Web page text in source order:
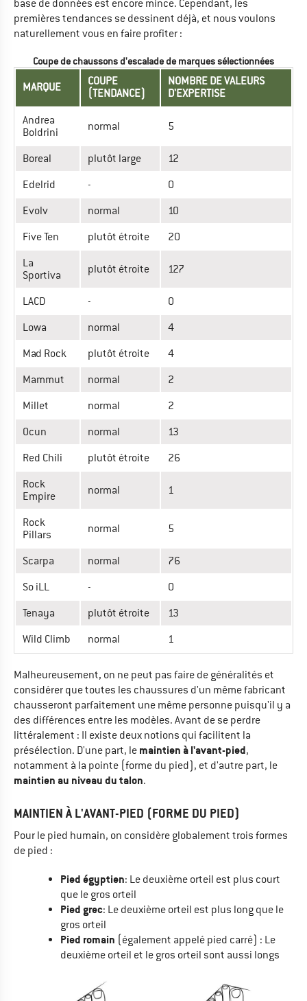
base de données est encore mince. Cependant, les
premières tendances se dessinent déjà, et nous voulons
naturellement vous en faire profiter :
Coupe de chaussons d'escalade de marques sélectionnées
MARQUE
COUPE
(TENDANCE)
NOMBRE DE VALEURS
D'EXPERTISE
Andrea
Boldrini
normal 5
Boreal plutôt large
12
Edelrid
-
0
Evolv
normal
10
Five Ten
plutôt étroite
20
La
Sportiva
plutôt étroite 127
LACD -
0
Lowa
normal
4
Mad Rock
plutôt étroite
4
Mammut
normal
2
Millet
normal
2
Ocun
normal
13
Red Chili
plutôt étroite
26
Rock
Empire
normal 1
Rock
Pillars
normal 5
Scarpa normal
76
So iLL
-
0
Tenaya
plutôt étroite
13
Wild Climb
normal 1
Malheureusement, on ne peut pas faire de généralités et
considérer que toutes les chaussures d'un même fabricant
chausseront parfaitement une même personne puisqu'il y a
des différences entre les modèles. Avant de se perdre
littéralement : Il existe deux notions qui facilitent la
présélection. D'une part, le maintien à l'avant-pied,
notamment à la pointe (forme du pied), et d'autre part, le
maintien au niveau du talon.
MAINTIEN À L'AVANT-PIED (FORME DU PIED)
Pour le pied humain, on considère globalement trois formes
de pied :
Pied égyptien: Le deuxième orteil est plus court
que le gros orteil
Pied grec: Le deuxième orteil est plus long que le
gros orteil
Pied romain (également appelé pied carré) : Le
deuxième orteil et le gros orteil sont aussi longs